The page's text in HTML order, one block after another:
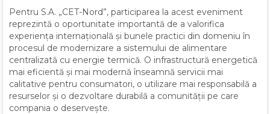
Pentru S.A. „CET-Nord”, participarea la acest eveniment
reprezintă o oportunitate importantă de a valorifica
experiența internațională și bunele practici din domeniu în
procesul de modernizare a sistemului de alimentare
centralizată cu energie termică. O infrastructură energetică
mai eficientă și mai modernă înseamnă servicii mai
calitative pentru consumatori, o utilizare mai responsabilă a
resurselor și o dezvoltare durabilă a comunității pe care
compania o deservește.